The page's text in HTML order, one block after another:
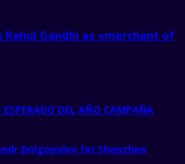
Rahul Gandhi as «merchant of
ESPERADO DEL AÑO CAMPAÑA
Dolgopolov for Shenzhen